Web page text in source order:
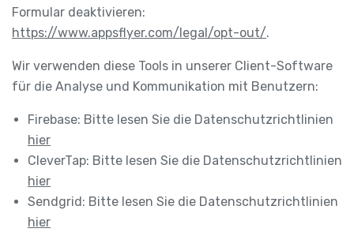
Formular deaktivieren:
https://www.appsflyer.com/legal/opt-out/.
Wir verwenden diese Tools in unserer Client-Software
für die Analyse und Kommunikation mit Benutzern:
Firebase: Bitte lesen Sie die Datenschutzrichtlinien
hier
CleverTap: Bitte lesen Sie die Datenschutzrichtlinien
hier
Sendgrid: Bitte lesen Sie die Datenschutzrichtlinien
hier